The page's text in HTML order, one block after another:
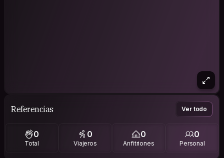
Referencias Ver todo
0
Total
0
Viajeros
0
Anfitriones
0
Personal